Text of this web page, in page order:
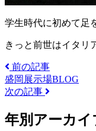
学生時代に初めて足
きっと前世はイタリ
前の記事
盛岡展示場BLOG
次の記事
年別アーカイ